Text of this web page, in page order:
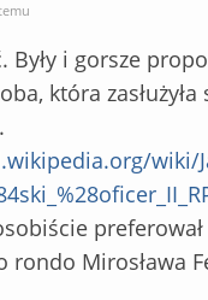
Były i gorsze
która zasłużyła
wiki/
rondo Mirosława